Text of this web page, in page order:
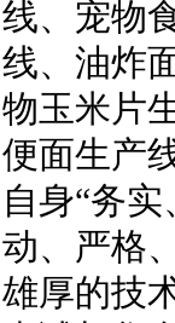
线、宠物
线、油炸
物玉米片
便面生产
自身“务
动、严格
雄厚的技